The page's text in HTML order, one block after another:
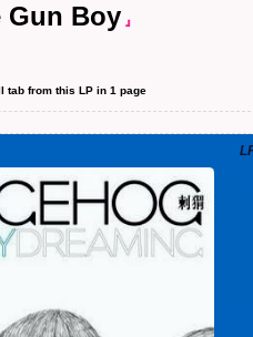
Gun Boy 』
tab from this LP in 1 page